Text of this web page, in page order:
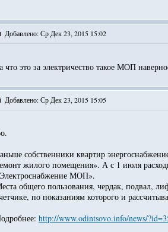
Добавлено: Ср Дек 23, 2015 15:02
что это за электричество такое МОП
Добавлено: Ср Дек 23, 2015 15:05
собственники квартир
жилого помещения». А с 1 июля
МОП».
общего пользования, чердак, подвал,
по показаниям которого и
http://www.odintsovo.info/news/